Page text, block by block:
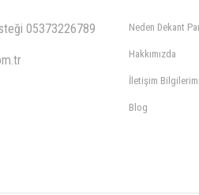
05373226789 Neden Dekant
Hakkımızda
İletişim
Blog